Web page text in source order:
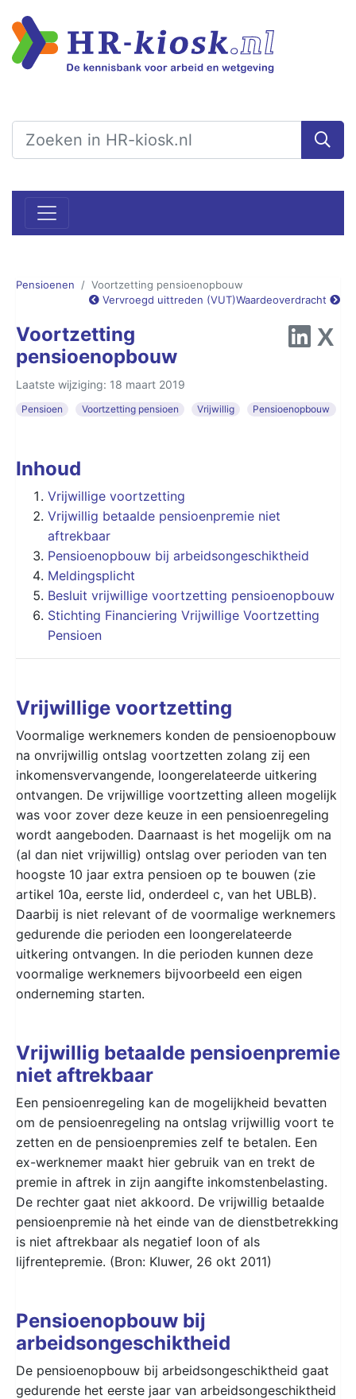
Pensioenen
Voortzetting pensioenopbouw
Vervroegd uittreden (VUT)Waardeoverdracht
Voortzetting
pensioenopbouw
Laatste wijziging: 18 maart 2019
Pensioen Voortzetting pensioen Vrijwillig Pensioenopbouw
Inhoud
Vrijwillige voortzetting
Vrijwillig betaalde pensioenpremie niet
aftrekbaar
Pensioenopbouw bij arbeidsongeschiktheid
Meldingsplicht
Besluit vrijwillige voortzetting pensioenopbouw
Stichting Financiering Vrijwillige Voortzetting
Pensioen
Vrijwillige voortzetting
Voormalige werknemers konden de pensioenopbouw
na onvrijwillig ontslag voortzetten zolang zij een
inkomensvervangende, loongerelateerde uitkering
ontvangen. De vrijwillige voortzetting alleen mogelijk
was voor zover deze keuze in een pensioenregeling
wordt aangeboden. Daarnaast is het mogelijk om na
(al dan niet vrijwillig) ontslag over perioden van ten
hoogste 10 jaar extra pensioen op te bouwen (zie
artikel 10a, eerste lid, onderdeel c, van het UBLB).
Daarbij is niet relevant of de voormalige werknemers
gedurende die perioden een loongerelateerde
uitkering ontvangen. In die perioden kunnen deze
voormalige werknemers bijvoorbeeld een eigen
onderneming starten.
Vrijwillig betaalde pensioenpremie
niet aftrekbaar
Een pensioenregeling kan de mogelijkheid bevatten
om de pensioenregeling na ontslag vrijwillig voort te
zetten en de pensioenpremies zelf te betalen. Een
ex-werknemer maakt hier gebruik van en trekt de
premie in aftrek in zijn aangifte inkomstenbelasting.
De rechter gaat niet akkoord. De vrijwillig betaalde
pensioenpremie nà het einde van de dienstbetrekking
is niet aftrekbaar als negatief loon of als
lijfrentepremie. (Bron: Kluwer, 26 okt 2011)
Pensioenopbouw bij
arbeidsongeschiktheid
De pensioenopbouw bij arbeidsongeschiktheid gaat
gedurende het eerste jaar van arbeidsongeschiktheid